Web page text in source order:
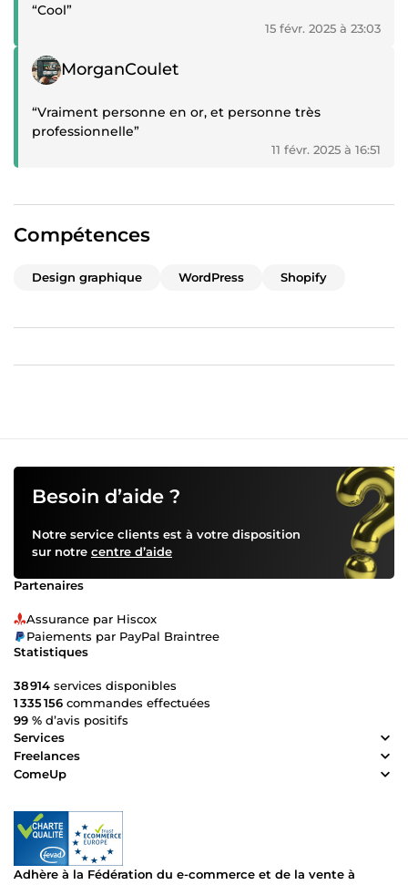
“Cool”
15 févr. 2025 à 23:03
Témoignage positif
MorganCoulet
“Vraiment personne en or, et personne très
professionnelle”
11 févr. 2025 à 16:51
Compétences
Design graphique WordPress Shopify
Besoin d’aide ?
Notre service clients est à votre disposition
sur notre centre d’aide
Partenaires
Assurance par Hiscox
Paiements par PayPal Braintree
Statistiques
38 914 services disponibles
1 335 156 commandes effectuées
99 % d’avis positifs
Services
Freelances
ComeUp
Adhère à la Fédération du e-commerce et de la vente à